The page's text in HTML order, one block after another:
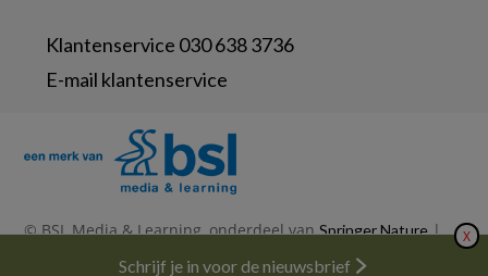
Klantenservice 030 638 3736
E-mail klantenservice
© BSL Media & Learning, onderdeel vanSpringer Nature| X
Schrijf je in voor de nieuwsbrief
Nieuwsbrief Abonneren